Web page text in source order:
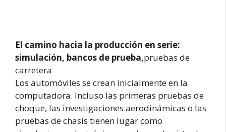
El camino hacia la producción en serie:
simulación, bancos de prueba,pruebas de
carretera
Los automóviles se crean inicialmente en la
computadora. Incluso las primeras pruebas de
choque, las investigaciones aerodinámicas o las
pruebas de chasis tienen lugar como